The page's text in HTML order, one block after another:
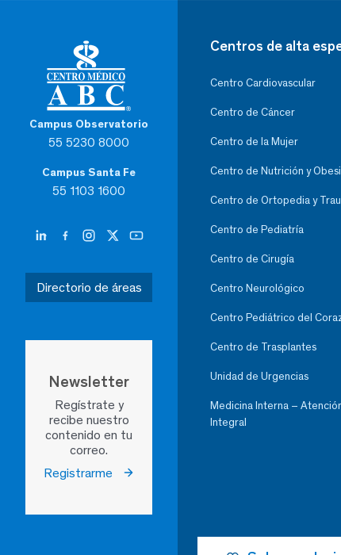
Campus Observatorio
55 5230 8000
Campus Santa Fe
55 1103 1600
Directorio de áreas
Newsletter
Regístrate y
recibe nuestro
contenido en tu
correo.
Registrarme
Centros de alta
Centro Cardiovascular
Centro de Cáncer
Centro de la Mujer
Centro de Nutrición y
Centro de Ortopedia y
Centro de Pediatría
Centro de Cirugía
Centro Neurológico
Centro Pediátrico del
Centro de Trasplantes
Unidad de Urgencias
Medicina Interna –
Integral